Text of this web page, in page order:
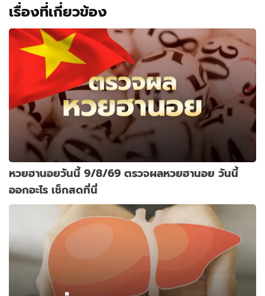
เรื่องที่เกี่ยวข้อง
หวยฮานอยวันนี้ 9/8/69 ตรวจผลหวยฮานอย วันนี้
ออกอะไร เช็กสดที่นี่